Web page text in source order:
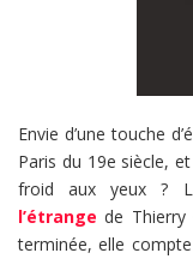
Envie d’une touche
Paris du 19e siècle,
froid aux yeux ?
l’étrange de Thierry
terminée, elle